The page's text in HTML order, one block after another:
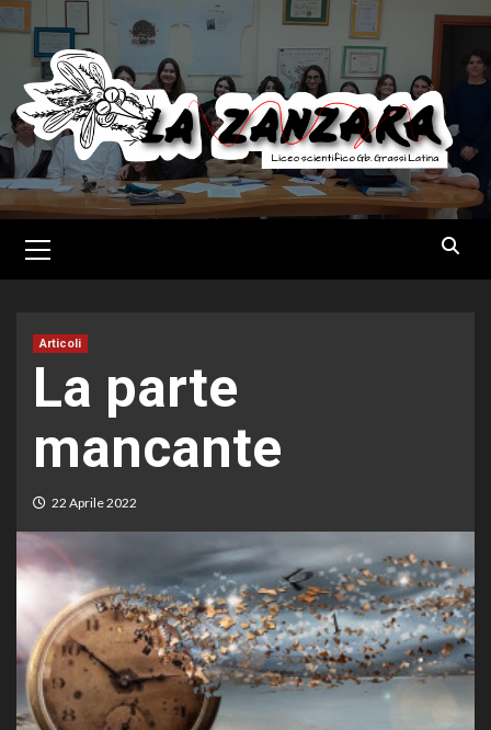
Skip
to
content
Menu
Articoli
La parte
mancante
22 Aprile 2022